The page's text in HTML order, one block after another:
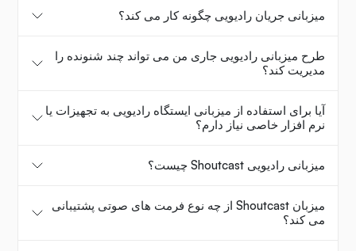
میزبانی جریان رادیویی چگونه کار می کند؟
طرح میزبانی رادیویی جاری من می تواند چند شنونده را
مدیریت کند؟
آیا برای استفاده از میزبانی ایستگاه رادیویی به تجهیزات یا
نرم افزار خاصی نیاز دارم؟
میزبانی رادیویی Shoutcast چیست؟
میزبان Shoutcast از چه نوع فرمت های صوتی پشتیبانی
می کند؟